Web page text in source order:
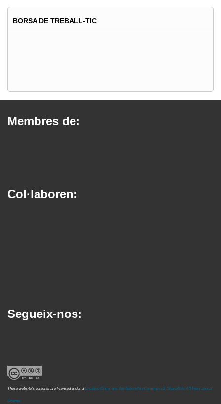
BORSA DE TREBALL-TIC
Membres de:
Col·laboren:
Segueix-nos:
These website's contents are licensed under a Creative Commons Attribution-NonCommercial-ShareAlike 4.0 International
License